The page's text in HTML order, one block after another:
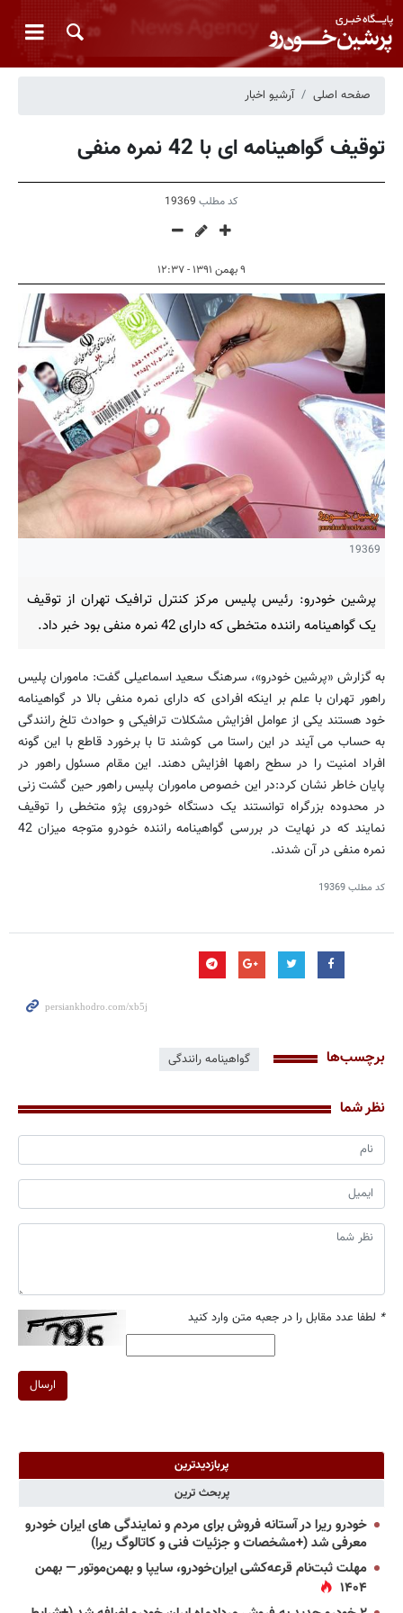
صفحه اصلی آرشیو اخبار
توقیف گواهینامه ای با 42 نمره منفی
کد مطلب 19369
۹ بهمن ۱۳۹۱ - ۱۲:۳۷
19369
پرشین خودرو: رئیس پلیس مرکز کنترل ترافیک تهران از توقیف
یک گواهینامه راننده متخطی که دارای 42 نمره منفی بود خبر داد.
به گزارش «پرشین خودرو»، سرهنگ سعید اسماعیلی گفت: ماموران پلیس
راهور تهران با علم بر اینکه افرادی که دارای نمره منفی بالا در گواهینامه
خود هستند یکی از عوامل افزایش مشکلات ترافیکی و حوادث تلخ رانندگی
به حساب می آیند در این راستا می کوشند تا با برخورد قاطع با این گونه
افراد امنیت را در سطح راهها افزایش دهند. این مقام مسئول راهور در
پایان خاطر نشان کرد:‌در این خصوص ماموران پلیس راهور حین گشت زنی
در محدوده بزرگراه توانستند یک دستگاه خودروی پژو متخطی را توقیف
نمایند که در نهایت در بررسی گواهینامه راننده خودرو متوجه میزان 42
نمره منفی در آن شدند.
کد مطلب19369
برچسب‌ها گواهینامه رانندگی
نظر شما
* لطفا عدد مقابل را در جعبه متن وارد کنید
ارسال
پربازدیدترین
پربحث ترین
خودرو ریرا در آستانه فروش برای مردم و نمایندگی های ایران خودرو
معرفی شد (+مشخصات و جزئیات فنی و کاتالوگ ریرا)
مهلت ثبت‌نام قرعه‌کشی ایران‌خودرو، سایپا و بهمن‌موتور — بهمن
۱۴۰۴